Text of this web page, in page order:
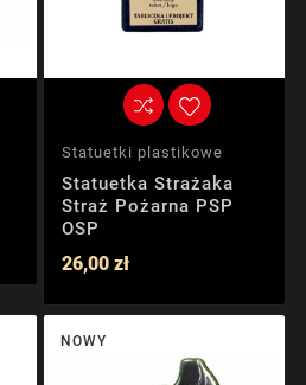
Statuetki plastikowe
Statuetka Strażaka
Straż Pożarna PSP
OSP
26,00 zł
NOWY